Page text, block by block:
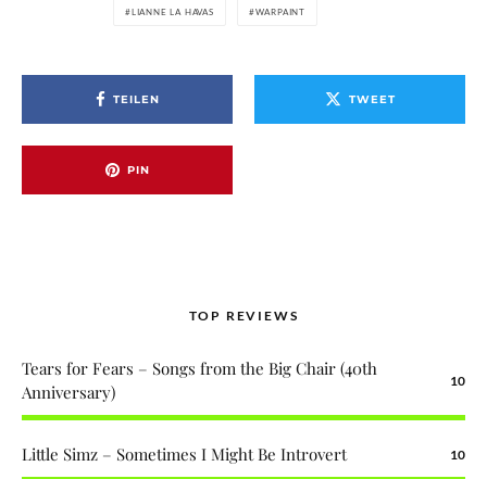
LIANNE LA HAVAS WARPAINT
TEILEN TWEET
PIN
TOP REVIEWS
Tears for Fears – Songs from the Big Chair (40th
Anniversary)
10
Little Simz – Sometimes I Might Be Introvert 10